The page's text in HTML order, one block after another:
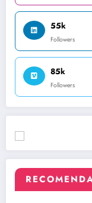
55k
Followers
85k
Followers